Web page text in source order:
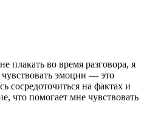
плакать во время разговора, я
эмоции — это
сосредоточиться на фактах и
что помогает мне чувствовать